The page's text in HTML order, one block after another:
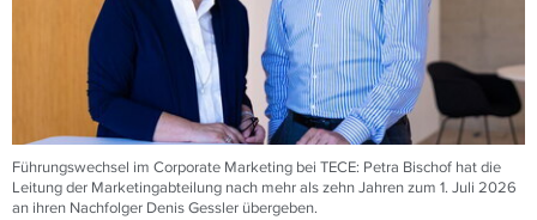
Führungswechsel im Corporate Marketing bei TECE: Petra Bischof hat die
Leitung der Marketingabteilung nach mehr als zehn Jahren zum 1. Juli 2026
an ihren Nachfolger Denis Gessler übergeben.